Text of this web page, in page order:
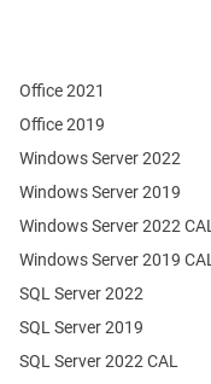
Office 2021
Office 2019
Windows Server 2022
Windows Server 2019
SQL Server 2022
SQL Server 2019
Windows Server 2022 CAL
Windows Server 2019 CAL
SQL Server 2022 CAL